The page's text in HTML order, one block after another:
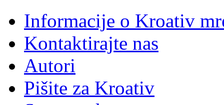
Informacije o Kroativ
Kontaktirajte nas
Autori
Pišite za Kroativ